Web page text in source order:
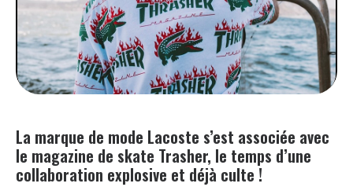
BONS PLANS
SOUTENEZ KULTT
La marque de mode Lacoste s’est associée avec
le magazine de skate Trasher, le temps d’une
collaboration explosive et déjà culte !